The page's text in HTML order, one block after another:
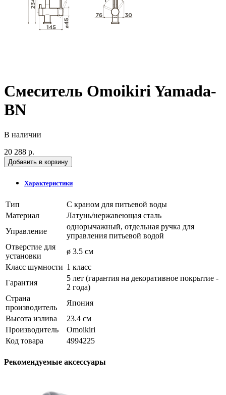
Смеситель Omoikiri Yamada-
BN
В наличии
20 288 р.
Добавить в корзину
Характеристики
Тип
С краном для питьевой воды
Материал
Латунь/нержавеющая сталь
Управление
однорычажный, отдельная ручка для
управления питьевой водой
Отверстие для
установки
ø 3.5 см
Класс шумности 1 класс
Гарантия
5 лет (гарантия на декоративное покрытие -
2 года)
Страна
производитель
Япония
Высота излива
23.4 см
Производитель
Omoikiri
Код товара
4994225
Рекомендуемые аксессуары